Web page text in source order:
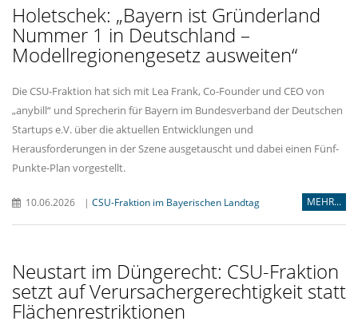
Holetschek: „Bayern ist Gründerland
Nummer 1 in Deutschland –
Modellregionengesetz ausweiten“
Die CSU-Fraktion hat sich mit Lea Frank, Co-Founder und CEO von
anybill“ und Sprecherin für Bayern im Bundesverband der Deutschen
Startups e.V. über die aktuellen Entwicklungen und
Herausforderungen in der Szene ausgetauscht und dabei einen Fünf-
Punkte-Plan vorgestellt.
10.06.2026 | CSU-Fraktion im Bayerischen Landtag MEHR...
Neustart im Düngerecht: CSU-Fraktion
setzt auf Verursachergerechtigkeit statt
Flächenrestriktionen